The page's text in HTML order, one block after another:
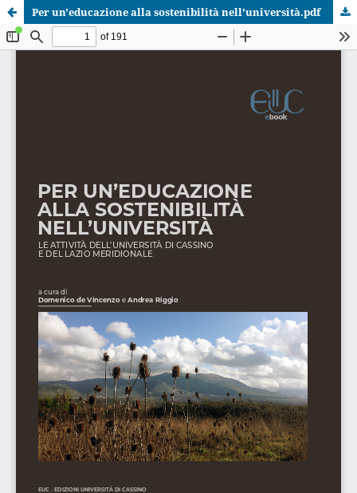
Per un'educazione alla sostenibilità nell'università.pdf